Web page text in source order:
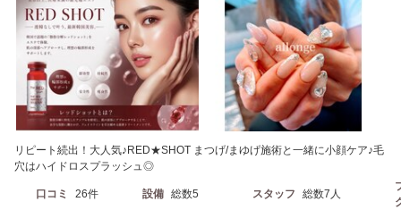
リピート続出！大人気♪RED★SHOT まつげ/まゆげ施術と一緒に小顔ケア♪毛
穴はハイドロスプラッシュ◎
口コミ 26件 設備 総数5 スタッフ 総数7人